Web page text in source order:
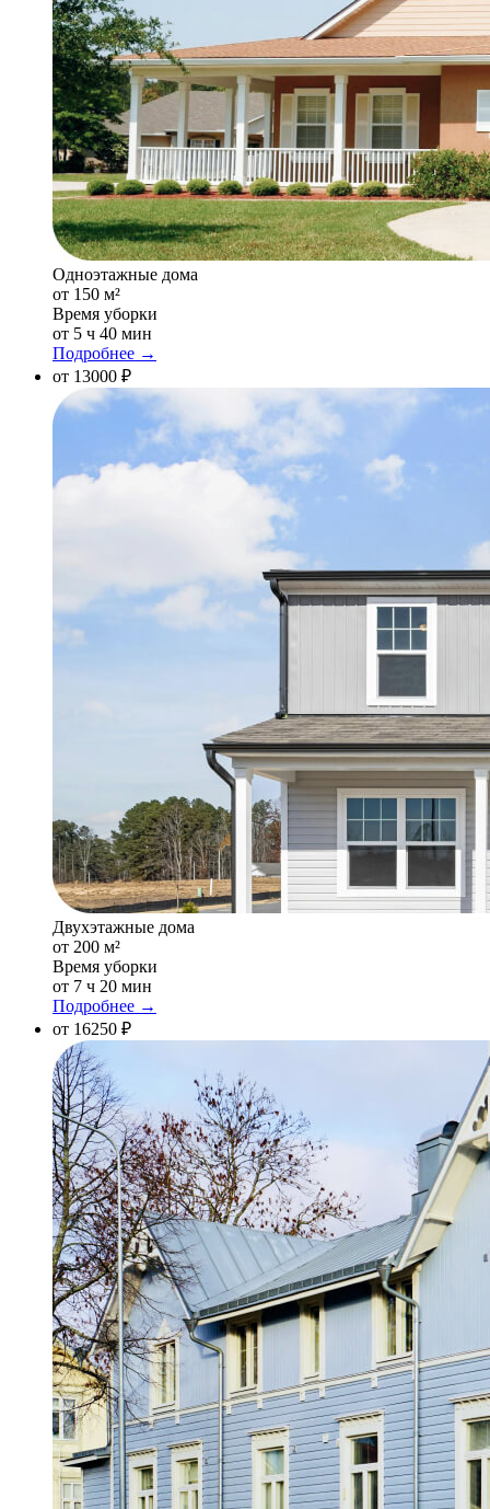
Одноэтажные дома
от 150 м²
Время уборки
от 5 ч 40 мин
Подробнее →
от 13000 ₽
Двухэтажные дома
от 200 м²
Время уборки
от 7 ч 20 мин
Подробнее →
от 16250 ₽